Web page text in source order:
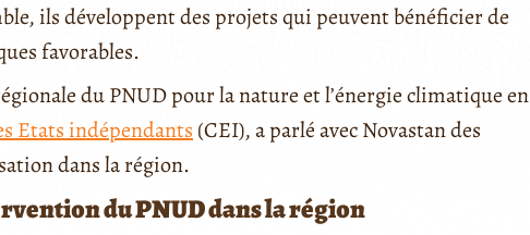
ils développent des projets qui peuvent bénéficier de
favorables.
du PNUD pour la nature et l’énergie climatique en
Etats indépendants (CEI), a parlé avec Novastan des
dans la région.
du PNUD dans la région